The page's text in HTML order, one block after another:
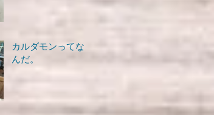
カルダモンってな
んだ。